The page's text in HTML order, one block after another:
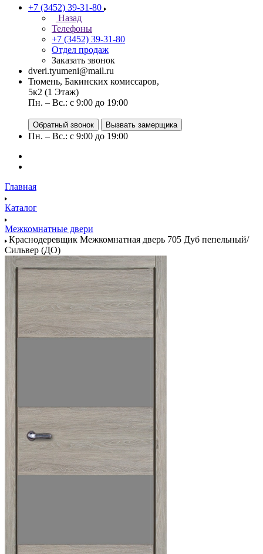
+7 (3452) 39-31-80
Назад
Телефоны
+7 (3452) 39-31-80
Отдел продаж
Заказать звонок
dveri.tyumeni@mail.ru
Тюмень, Бакинских комиссаров,
5к2 (1 Этаж)
Пн. – Вс.: с 9:00 до 19:00
Обратный звонок Вызвать замерщика
Пн. – Вс.: с 9:00 до 19:00
Главная
Каталог
Межкомнатные двери
Краснодеревщик Межкомнатная дверь 705 Дуб пепельный/
Сильвер (ДО)